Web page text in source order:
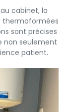
cabinet, la
thermoformées
sont précises
non seulement
patient.